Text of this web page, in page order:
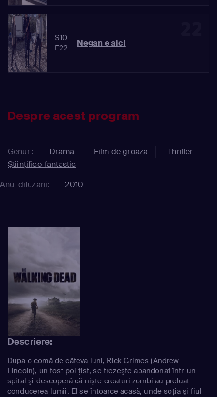
S10
E22
Negan e aici
Despre acest program
Genuri: Dramă Film de groază
Thriller
Ştiinţifico-fantastic
Anul difuzării:
2010
Descriere:
Dupa o comă de câteva luni, Rick Grimes (Andrew
Lincoln), un fost poliţist, se trezeşte abandonat într-un
spital şi descoperă că nişte creaturi zombi au preluat
conducerea lumii. El se întoarce acasă, unde soţia şi fiul